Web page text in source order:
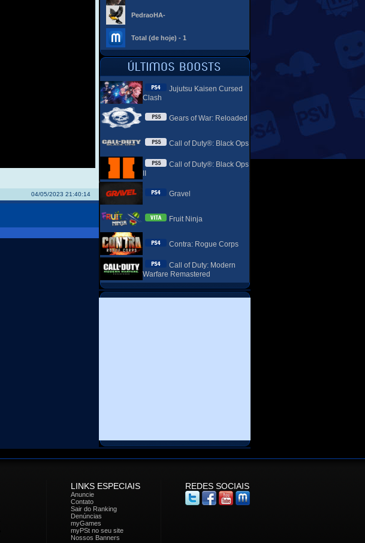
04/05/2023 21:40:14
PedraoHA-
Total (de hoje) - 1
Jujutsu Kaisen Cursed
Clash
Gears of War: Reloaded
Call of Duty®: Black Ops
Call of Duty®: Black Ops
Gravel
Fruit Ninja
Contra: Rogue Corps
Call of Duty: Modern
Warfare Remastered
LINKS ESPECIAIS REDES SOCIAIS
Anuncie
Contato
Sair do Ranking
Denúncias
myGames
myPSt no seu site
Nossos Banners